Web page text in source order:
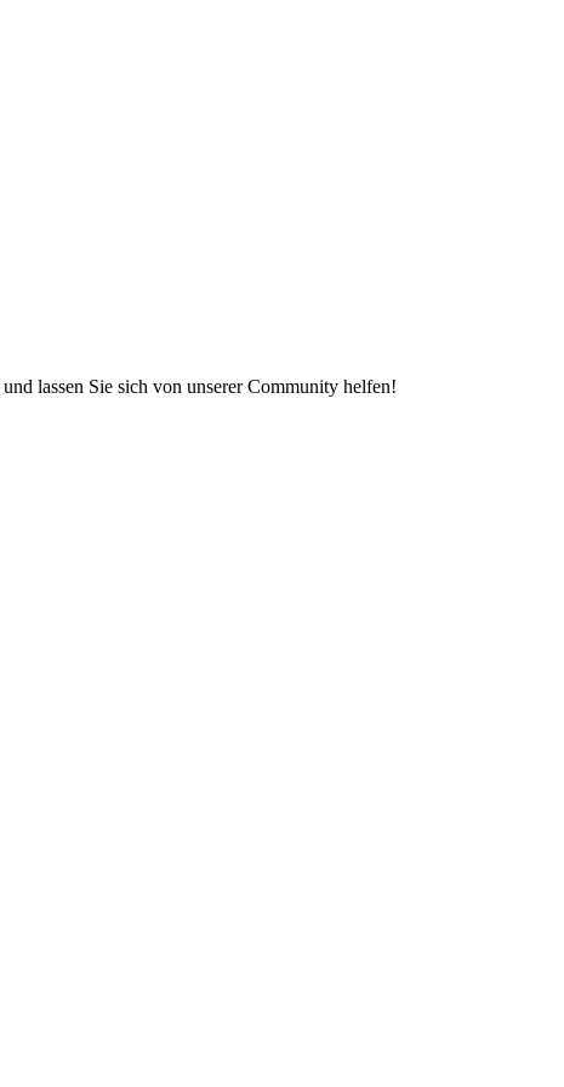
lassen Sie sich von unserer Community helfen!